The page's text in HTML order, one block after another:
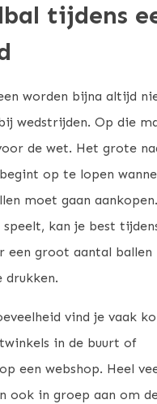
tijdens
worden bijna altijd
wedstrijden. Op die
de wet. Het grote
op te lopen
moet gaan
kan je best
een groot aantal ballen
drukken.
vind je vaak
in de buurt of
een webshop. Heel
ook in groep aan om